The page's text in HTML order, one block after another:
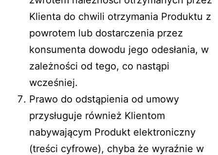
Klienta do chwili otrzymania Produktu z
powrotem lub dostarczenia przez
konsumenta dowodu jego odesłania, w
zależności od tego, co nastąpi
wcześniej.
Prawo do odstąpienia od umowy
przysługuje również Klientom
nabywającym Produkt elektroniczny
(treści cyfrowe), chyba że wyraźnie w